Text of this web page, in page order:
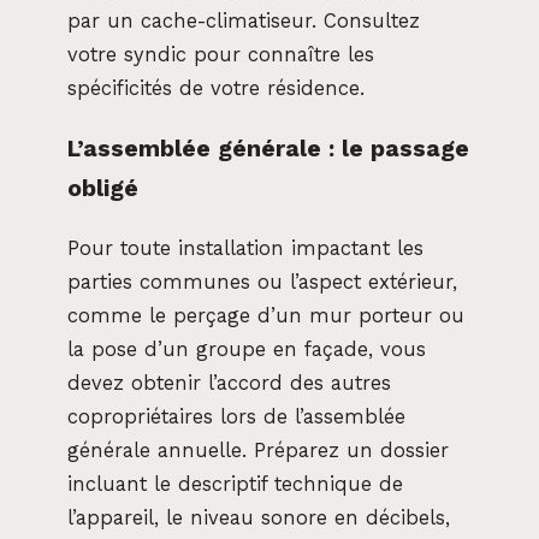
par un cache-climatiseur. Consultez
votre syndic pour connaître les
spécificités de votre résidence.
L’assemblée générale : le passage
obligé
Pour toute installation impactant les
parties communes ou l’aspect extérieur,
comme le perçage d’un mur porteur ou
la pose d’un groupe en façade, vous
devez obtenir l’accord des autres
copropriétaires lors de l’assemblée
générale annuelle. Préparez un dossier
incluant le descriptif technique de
l’appareil, le niveau sonore en décibels,